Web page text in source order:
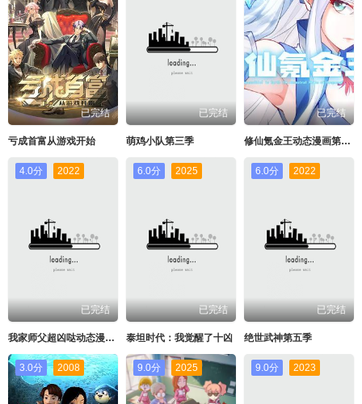
已完结
亏成首富从游戏开始
已完结
萌鸡小队第三季
已完结
修仙氪金王动态漫画第一季
4.0分 2022
已完结
我家师父超凶哒动态漫画第二季
6.0分 2025
已完结
泰坦时代：我觉醒了十凶
6.0分 2022
已完结
绝世武神第五季
3.0分 2008 9.0分 2025 9.0分 2023